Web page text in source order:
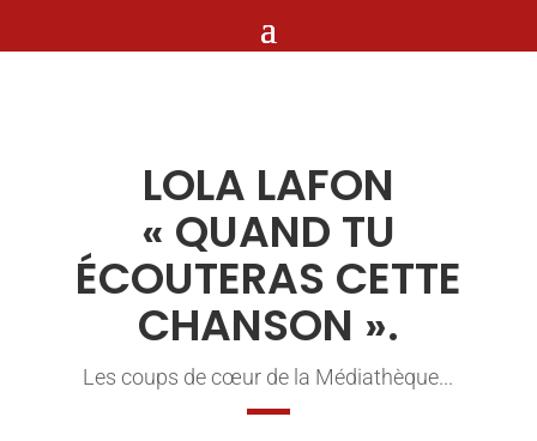
LOLA LAFON
« QUAND TU
ÉCOUTERAS CETTE
CHANSON ».
Les coups de cœur de la Médiathèque...